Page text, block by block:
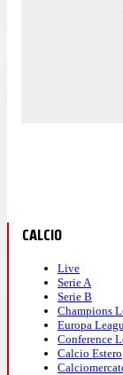
CALCIO
Live
Serie A
Serie B
Champions
Europa
Conference
Calcio Estero